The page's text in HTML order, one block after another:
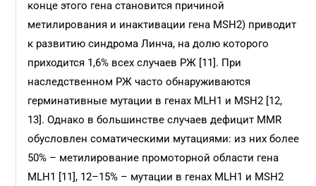
конце этого гена становится причиной
метилирования и инактивации гена MSH2) приводит
к развитию синдрома Линча, на долю которого
приходится 1,6% всех случаев РЖ [11]. При
наследственном РЖ часто обнаруживаются
герминативные мутации в генах MLH1 и MSH2 [12,
13]. Однако в большинстве случаев дефицит MMR
обусловлен соматическими мутациями: из них более
50% – метилирование промоторной области гена
MLH1 [11], 12–15% – мутации в генах MLH1 и MSH2